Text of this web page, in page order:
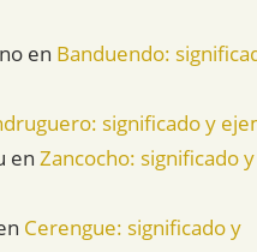
en Banduendo:
significado y
en Zancocho: significado y
Cerengue: significado y